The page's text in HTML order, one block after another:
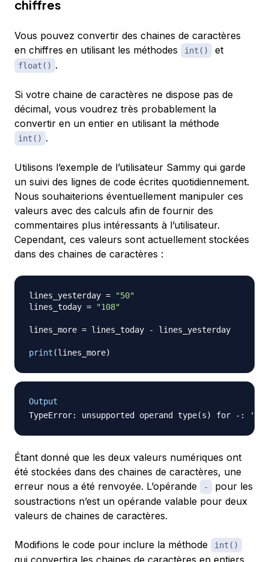
chiffres
Vous pouvez convertir des chaines de caractères
en chiffres en utilisant les méthodes
int() et
float() .
Si votre chaine de caractères ne dispose pas de
décimal, vous voudrez très probablement la
convertir en un entier en utilisant la méthode
int() .
Utilisons l’exemple de l’utilisateur Sammy qui garde
un suivi des lignes de code écrites quotidiennement.
Nous souhaiterions éventuellement manipuler ces
valeurs avec des calculs afin de fournir des
commentaires plus intéressants à l’utilisateur.
Cependant, ces valeurs sont actuellement stockées
dans des chaines de caractères :
lines_yesterday =
"50"
lines_today = "108"
lines_more = lines_today - lines_yesterday
print (lines_more)
Output
Étant donné que les deux valeurs numériques ont
été stockées dans des chaines de caractères, une
erreur nous a été renvoyée. L’opérande
-
pour les
soustractions n’est un opérande valable pour deux
valeurs de chaines de caractères.
Modifions le code pour inclure la méthode int()